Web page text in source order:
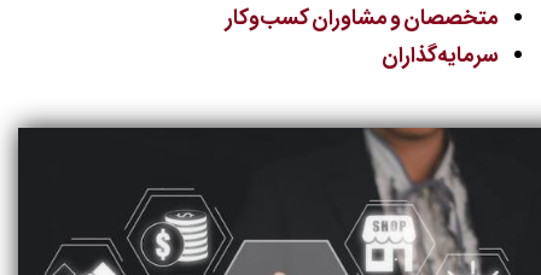
متخصصان و مشاوران کسب‌وکار
سرمایه‌گذاران